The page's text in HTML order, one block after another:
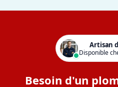
Artisan
Disponible
Besoin d'un